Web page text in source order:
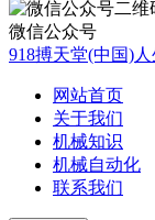
微信公众号
918搏天堂(中国)
网站首页
关于我们
机械知识
机械自动化
联系我们